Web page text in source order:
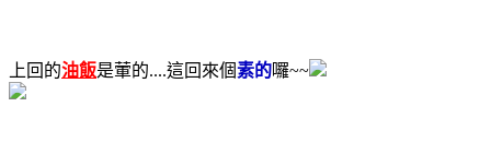
上回的油飯是葷的....這回來個素的囉~~